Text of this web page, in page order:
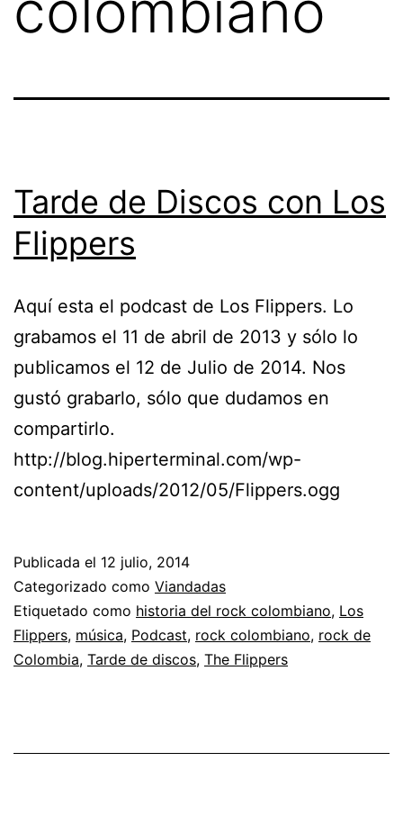
Tarde de Discos con Los
Flippers
Aquí esta el podcast de Los Flippers. Lo
grabamos el 11 de abril de 2013 y sólo lo
publicamos el 12 de Julio de 2014. Nos
gustó grabarlo, sólo que dudamos en
compartirlo.
http://blog.hiperterminal.com/wp-
content/uploads/2012/05/Flippers.ogg
Publicada el 12 julio, 2014
Categorizado como Viandadas
Etiquetado como historia del rock colombiano, Los
Flippers, música, Podcast, rock colombiano, rock de
Colombia, Tarde de discos, The Flippers